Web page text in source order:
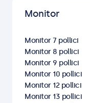
Monitor
Monitor 7 pollici
Monitor 8 pollici
Monitor 9 pollici
Monitor 10 pollici
Monitor 12 pollici
Monitor 13 pollici